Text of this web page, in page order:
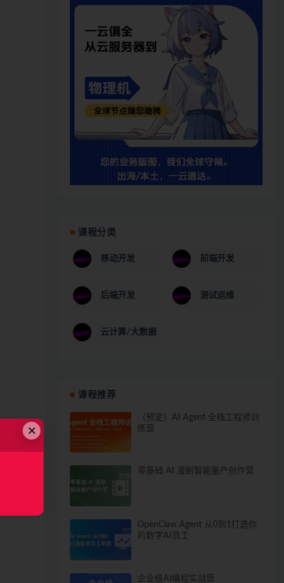
课程分类
移动开发 前端开发
后端开发 测试运维
云计算/大数据
课程推荐
（预定）AI Agent 全栈工程师训
练营
零基础 AI 漫剧智能量产创作营
OpenClaw Agent 从0到1打造你
的数字AI员工
企业级AI编程实战营
×